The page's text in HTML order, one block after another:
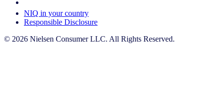
NIQ in your country
Responsible Disclosure
© 2026 Nielsen Consumer LLC. All Rights Reserved.